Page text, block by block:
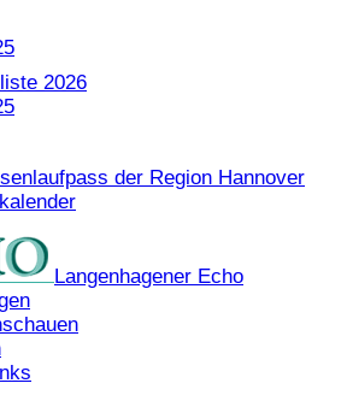
2026
der Region Hannover
Langenhagener Echo